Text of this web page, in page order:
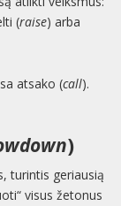
(raise) arba
atsako (call).
)
turintis geriausią
visus žetonus